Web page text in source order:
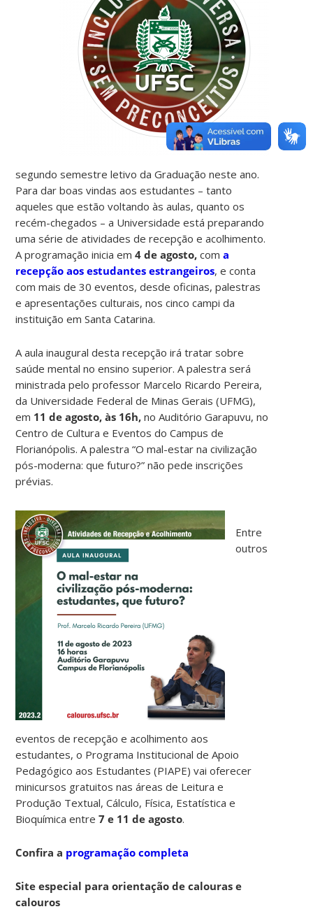
segundo semestre letivo da Graduação neste ano.
Para dar boas vindas aos estudantes – tanto
aqueles que estão voltando às aulas, quanto os
recém-chegados – a Universidade está preparando
uma série de atividades de recepção e acolhimento.
A programação inicia em4 de agosto,coma
recepção aos estudantes estrangeiros, e conta
com mais de 30 eventos, desde oficinas, palestras
e apresentações culturais, nos cinco campi da
instituição em Santa Catarina.
A aula inaugural desta recepção irá tratar sobre
saúde mental no ensino superior. A palestra será
ministrada pelo professor Marcelo Ricardo Pereira,
da Universidade Federal de Minas Gerais (UFMG),
em 11 de agosto, às 16h, no Auditório Garapuvu, no
Centro de Cultura e Eventos do Campus de
Florianópolis. A palestra “O mal-estar na civilização
pós-moderna: que futuro?” não pede inscrições
prévias.
Entre
outros
eventos de recepção e acolhimento aos
estudantes, o Programa Institucional de Apoio
Pedagógico aos Estudantes (PIAPE) vai oferecer
minicursos gratuitos nas áreas de Leitura e
Produção Textual, Cálculo, Física, Estatística e
Bioquímica entre7 e 11 de agosto.
Confira a programação completa
Site especial para orientação de calouras e
calouros